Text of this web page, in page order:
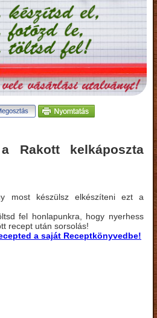
Rakott kelkáposzta
most készülsz elkészíteni ezt a
fel honlapunkra, hogy nyerhess
recept után sorsolás!
a saját Receptkönyvedbe!